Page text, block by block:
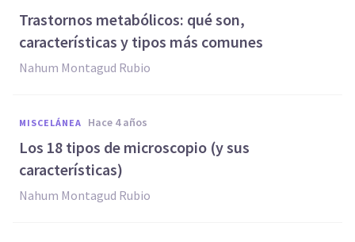
Trastornos metabólicos: qué son,
características y tipos más comunes
Nahum Montagud Rubio
MISCELÁNEA hace 4 años
Los 18 tipos de microscopio (y sus
características)
Nahum Montagud Rubio